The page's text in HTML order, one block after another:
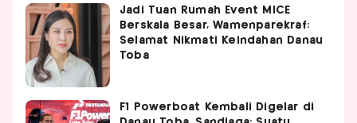
Jadi Tuan Rumah Event MICE
Berskala Besar, Wamenparekraf:
Selamat Nikmati Keindahan Danau
Toba
F1 Powerboat Kembali Digelar di